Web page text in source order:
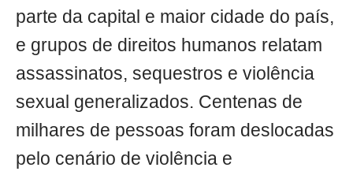
parte da capital e maior cidade do país,
e grupos de direitos humanos relatam
assassinatos, sequestros e violência
sexual generalizados. Centenas de
milhares de pessoas foram deslocadas
pelo cenário de violência e